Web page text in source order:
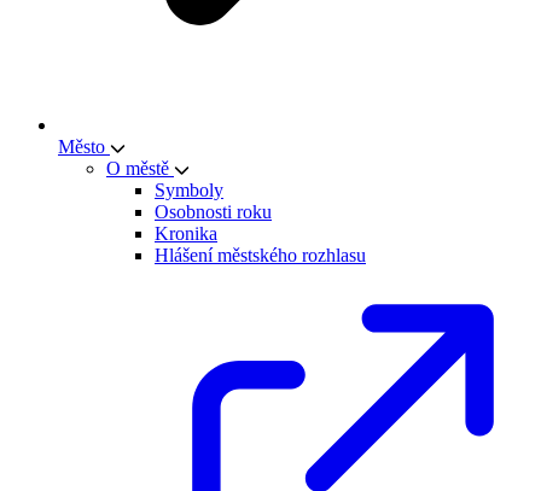
Město
O městě
Symboly
Osobnosti roku
Kronika
Hlášení městského rozhlasu